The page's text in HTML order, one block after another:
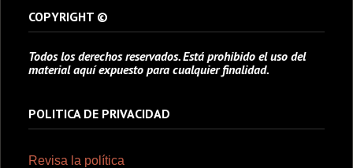
COPYRIGHT ©
Todos los derechos reservados. Está prohibido el uso del
material aquí expuesto para cualquier finalidad.
POLITICA DE PRIVACIDAD
Revisa la política